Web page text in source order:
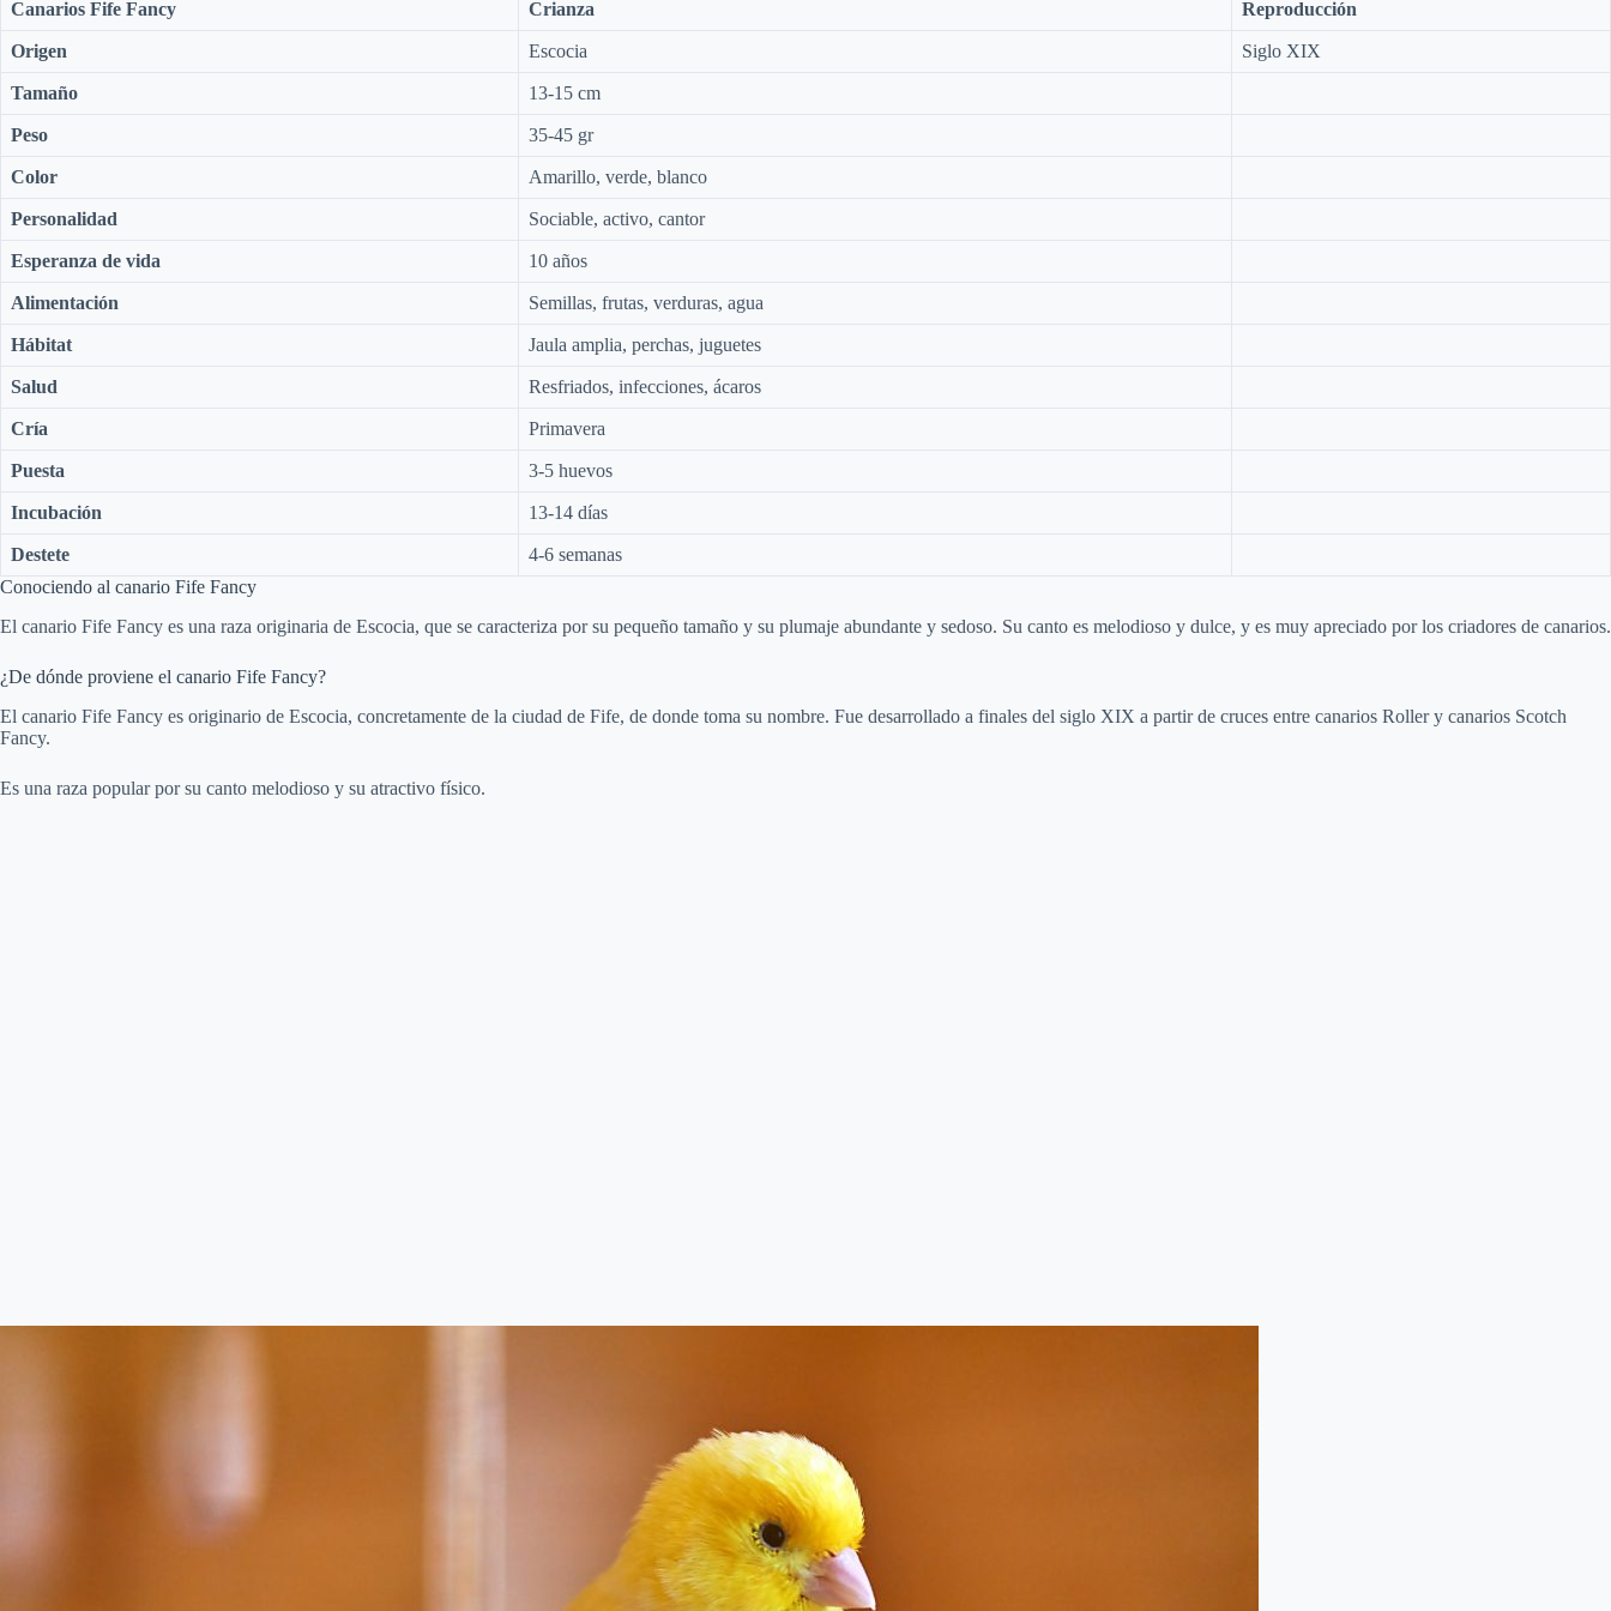
Canarios Fife Fancy Crianza Reproducción
Origen Escocia Siglo XIX
Tamaño 13-15 cm
Peso 35-45 gr
Color Amarillo, verde, blanco
Personalidad Sociable, activo, cantor
Esperanza de vida 10 años
Alimentación Semillas, frutas, verduras, agua
Hábitat Jaula amplia, perchas, juguetes
Salud Resfriados, infecciones, ácaros
Cría Primavera
Puesta 3-5 huevos
Incubación 13-14 días
Destete
4-6 semanas
Conociendo al canario Fife Fancy
El canario Fife Fancy es una raza originaria de Escocia, que se caracteriza por su pequeño tamaño y su plumaje abundante y sedoso. Su canto es melodioso y dulce, y es muy apreciado por los criadores de canarios.
¿De dónde proviene el canario Fife Fancy?
El canario Fife Fancy es originario de Escocia, concretamente de la ciudad de Fife, de donde toma su nombre. Fue desarrollado a finales del siglo XIX a partir de cruces entre canarios Roller y canarios Scotch
Fancy.
Es una raza popular por su canto melodioso y su atractivo físico.